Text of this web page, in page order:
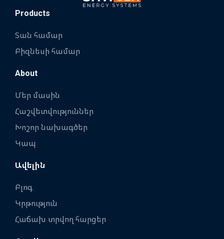
Products
Տան համար
Բիզնեսի համար
About
Մեր մասին
Հաշվետվություններ
Խոշոր նախագծեր
Կապ
Ավելին
Բլոգ
Կրթություն
Հաճախ տրվող հարցեր